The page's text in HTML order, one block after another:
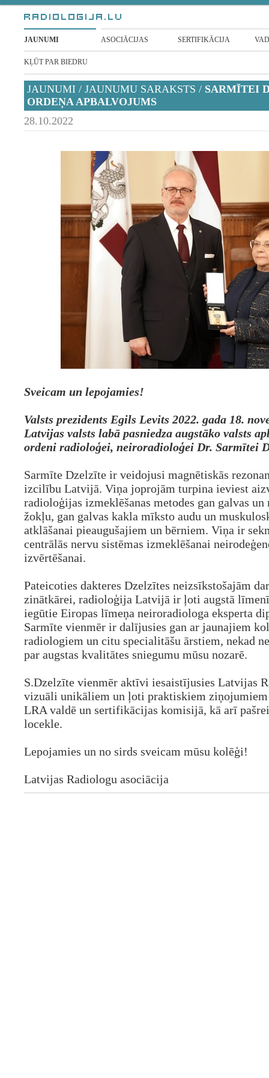
JAUNUMI ASOCIĀCIJAS SERTIFIKĀCIJA
KĻŪT PAR BIEDRU
JAUNUMI / JAUNUMU SARAKSTS / SARMĪTEI
ORDEŅA APBALVOJUMS
28.10.2022
Sveicam un lepojamies!
Valsts prezidents Egils Levits 2022. gada 18.
Latvijas valsts labā pasniedza augstāko valsts
ordeni radioloģei, neiroradioloģei Dr. Sarmītei
Sarmīte Dzelzīte ir veidojusi magnētiskās
izcilību Latvijā. Viņa joprojām turpina ieviest
radioloģijas izmeklēšanas metodes gan galvas un
žokļu, gan galvas kakla mīksto audu un
atklāšanai pieaugušajiem un bērniem. Viņa ir
centrālās nervu sistēmas izmeklēšanai
izvērtēšanai.
Pateicoties dakteres Dzelzītes neizsīkstošajām
zinātkārei, radioloģija Latvijā ir ļoti augstā
iegūtie Eiropas līmeņa neiroradiologa eksperta
Sarmīte vienmēr ir dalījusies gan ar jaunajiem
radiologiem un citu specialitāšu ārstiem, nekad
par augstas kvalitātes sniegumu mūsu nozarē.
S.Dzelzīte vienmēr aktīvi iesaistījusies Latvijas
vizuāli unikāliem un ļoti praktiskiem
LRA valdē un sertifikācijas komisijā, kā arī
locekle.
Lepojamies un no sirds sveicam mūsu kolēģi!
Latvijas Radiologu asociācija